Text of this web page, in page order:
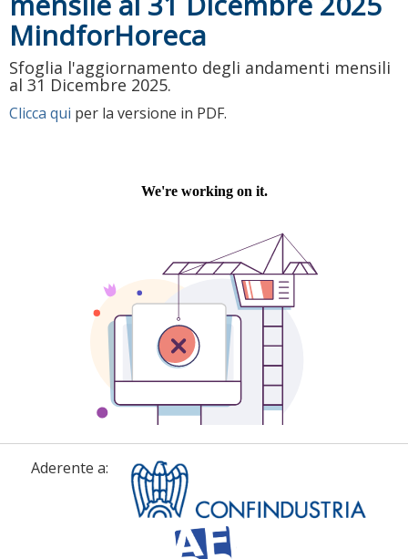
MindforHoreca
Sfoglia l'aggiornamento degli andamenti mensili
al 31 Dicembre 2025.
Clicca qui per la versione in PDF.
Aderente a: